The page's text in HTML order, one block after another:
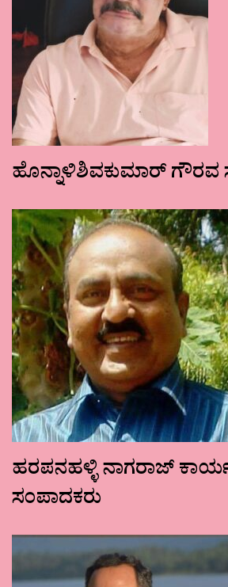
ಹೊನ್ನಾಳಿಶಿವಕುಮಾರ್ ಗೌರವ
ಹರಪನಹಳ್ಳಿ ನಾಗರಾಜ್
ಸಂಪಾದಕರು